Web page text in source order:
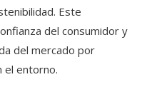
Este
del consumidor y
del mercado por
el entorno.